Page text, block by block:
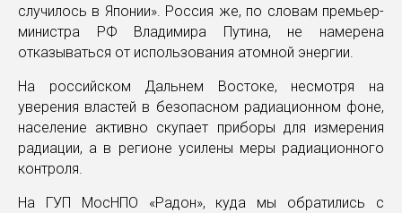
случилось в Японии». Россия же, по словам премьер-
министра РФ Владимира Путина, не намерена
отказываться от использования атомной энергии.
На российском Дальнем Востоке, несмотря на
уверения властей в безопасном радиационном фоне,
население активно скупает приборы для измерения
радиации, а в регионе усилены меры радиационного
контроля.
На ГУП МосНПО «Радон», куда мы обратились с